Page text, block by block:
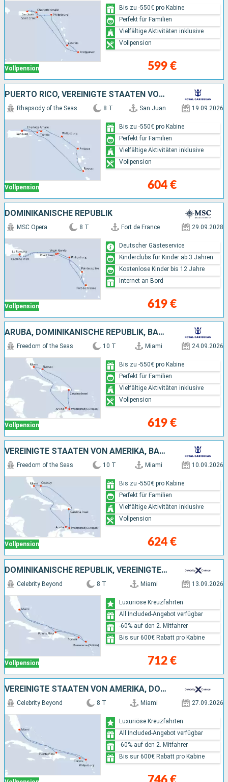
Vollpension 599 €
Bis zu -550€ pro Kabine
Perfekt für Familien
Vielfältige Aktivitäten inklusive
Vollpension
PUERTO RICO, VEREINIGTE STAATEN VON AMERIKA, ANTIGUA UND BARBUDA, DOMINICA
Vollpension
Rhapsody of the Seas 8 T San Juan 19.09.2026
604 €
Bis zu -550€ pro Kabine
Perfekt für Familien
Vielfältige Aktivitäten inklusive
Vollpension
DOMINIKANISCHE REPUBLIK
Vollpension
MSC Opera 8 T Fort de France 29.09.2028
619 €
Deutscher Gästeservice
Kinderclubs für Kinder ab 3 Jahren
Kostenlose Kinder bis 12 Jahre
Internet an Bord
ARUBA, DOMINIKANISCHE REPUBLIK, BAHAMAS, VEREINIGTE STAATEN VON AMERIKA
Vollpension
Freedom of the Seas 10 T Miami 24.09.2026
619 €
Bis zu -550€ pro Kabine
Perfekt für Familien
Vielfältige Aktivitäten inklusive
Vollpension
VEREINIGTE STAATEN VON AMERIKA, BAHAMAS, DOMINIKANISCHE REPUBLIK, ARUBA
Vollpension
Freedom of the Seas 10 T Miami 10.09.2026
624 €
Bis zu -550€ pro Kabine
Perfekt für Familien
Vielfältige Aktivitäten inklusive
Vollpension
DOMINIKANISCHE REPUBLIK, VEREINIGTE STAATEN VON AMERIKA
Vollpension
Celebrity Beyond 8 T Miami 13.09.2026
712 €
Luxuriöse Kreuzfahrten
All Included-Angebot verfügbar
-60% auf den 2. Mitfahrer
Bis sur 600€ Rabatt pro Kabine
VEREINIGTE STAATEN VON AMERIKA, DOMINIKANISCHE REPUBLIK
Celebrity Beyond 8 T Miami 27.09.2026
Luxuriöse Kreuzfahrten
All Included-Angebot verfügbar
-60% auf den 2. Mitfahrer
Bis sur 600€ Rabatt pro Kabine